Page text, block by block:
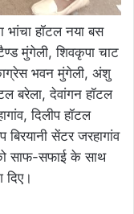
भांचा हॉटल नया बस
मुंगेली, शिवकृपा चाट
भवन मुंगेली, अंशु
बरेला, देवांगन हॉटल
दिलीप हॉटल
बिरयानी सेंटर जरहागांव
को साफ-सफाई के साथ